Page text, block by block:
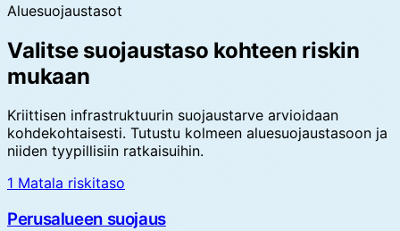
Aluesuojaustasot
Valitse suojaustaso kohteen riskin
mukaan
Kriittisen infrastruktuurin suojaustarve arvioidaan
kohdekohtaisesti. Tutustu kolmeen aluesuojaustasoon ja
niiden tyypillisiin ratkaisuihin.
1 Matala riskitaso
Perusalueen suojaus